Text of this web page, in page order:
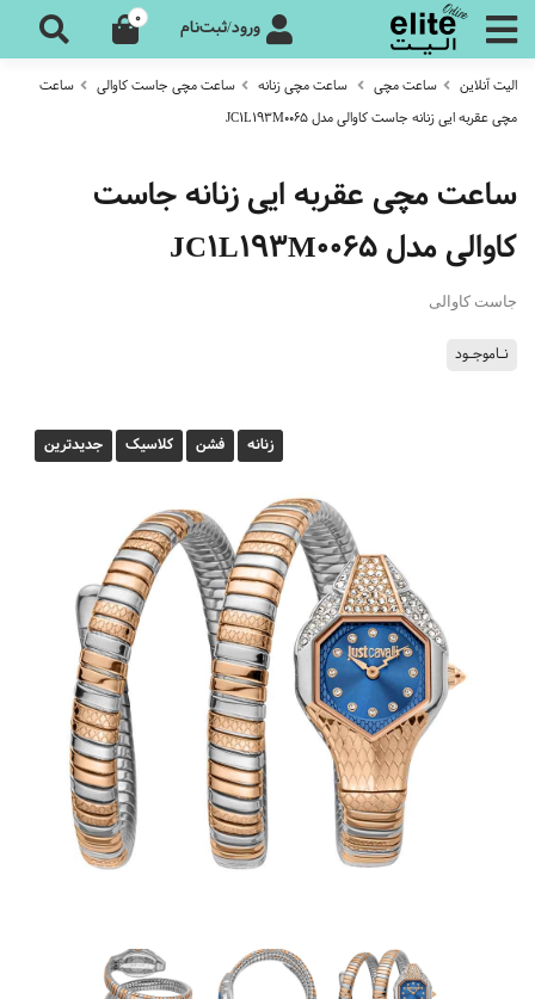
ورود/ثبت‌نام 0
الیت آنلاین ساعت مچی ساعت مچی زنانه ساعت مچی جاست کاوالی
ساعت
مچی عقربه ایی زنانه جاست کاوالی مدل JC1L193M0065
ساعت مچی عقربه ایی زنانه جاست
کاوالی مدل JC1L193M0065
جاست کاوالی
نـاموجـود
زنانه فشن کلاسیک جدیدترین